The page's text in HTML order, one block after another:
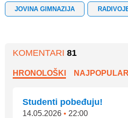
JOVINA GIMNAZIJA
KOMENTARI 81
HRONOLOŠKI
Studenti pobeđuju!
14.05.2026 • 22:00